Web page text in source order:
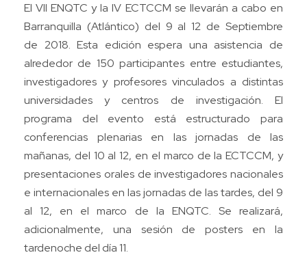
El VII ENQTC y la IV ECTCCM se llevarán a cabo en
Barranquilla (Atlántico) del 9 al 12 de Septiembre
de 2018. Esta edición espera una asistencia de
alrededor de 150 participantes entre estudiantes,
investigadores y profesores vinculados a distintas
universidades y centros de investigación. El
programa del evento está estructurado para
conferencias plenarias en las jornadas de las
mañanas, del 10 al 12, en el marco de la ECTCCM, y
presentaciones orales de investigadores nacionales
e internacionales en las jornadas de las tardes, del 9
al 12, en el marco de la ENQTC. Se realizará,
adicionalmente, una sesión de posters en la
tardenoche del día 11.